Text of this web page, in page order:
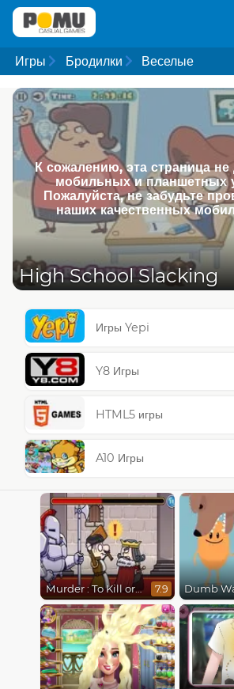
Игры Бродилки Веселые
К сожалению, эта страница не
мобильных и планшетных
Пожалуйста, не забудьте
наших качественных
High School Slacking
Игры Yepi
Y8 Игры
HTML5 игры
A10 Игры
Murder : To Kill or Not to Kill 7.9